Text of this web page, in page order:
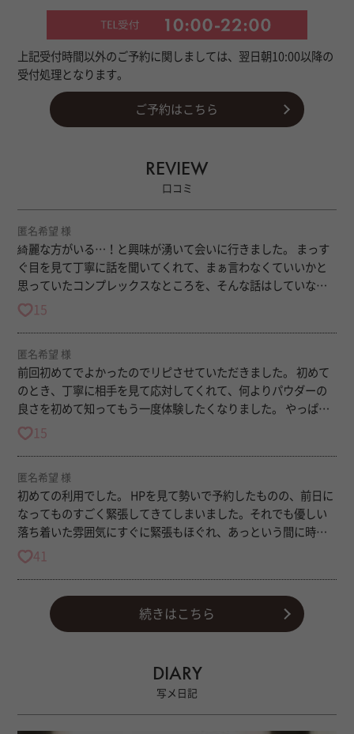
上記受付時間以外のご予約に関しましては、翌日朝10:00以降の
受付処理となります。
ご予約はこちら
REVIEW
口コミ
匿名希望 様
綺麗な方がいる…！と興味が湧いて会いに行きました。 まっす
ぐ目を見て丁寧に話を聞いてくれて、まぁ言わなくていいかと
思っていたコンプレックスなところを、そんな話はしていない
のに褒めてくれて、本当に嬉しかったです。 パウダーも施術も
トさんで、会いに行って本当に良かったです。 ありがとうござ
いました。
15
匿名希望 様
前回初めてでよかったのでリピさせていただきました。 初めて
のとき、丁寧に相手を見て応対してくれて、何よりパウダーの
良さを初めて知ってもう一度体験したくなりました。 やっぱり
今回もとってもよくて、帰りはほんとに眠かったです。 また癒
15
匿名希望 様
初めての利用でした。 HPを見て勢いで予約したものの、前日に
なってものすごく緊張してきてしまいました。それでも優しい
落ち着いた雰囲気にすぐに緊張もほぐれ、あっという間に時間
が過ぎていきました、時間が経つのが早かった！ 自分自身の体
る頃には体が軽くなったような、、帰ってからすごくゆっくり
寝られました(^^) 包容力があって年上の私でもとっても癒され
41
続きはこちら
DIARY
写メ日記